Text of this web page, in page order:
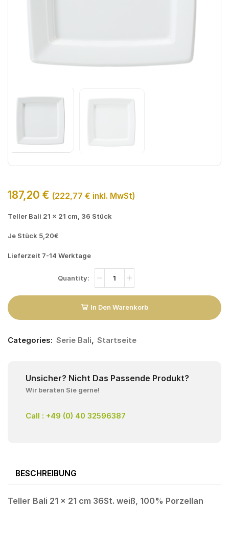
187,20 € (222,77 € inkl. MwSt)
Teller Bali 21 x 21 cm, 36 Stück
Je Stück 5,20€
Lieferzeit 7-14 Werktage
In Den Warenkorb
Categories: Serie Bali, Startseite
Unsicher? Nicht Das Passende Produkt?
Wir beraten Sie gerne!
Call : +49 (0) 40 32596387
BESCHREIBUNG
Teller Bali 21 x 21 cm 36St. weiß, 100% Porzellan